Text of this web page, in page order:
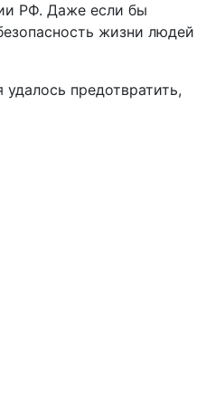
РФ. Даже если бы
жизни людей
предотвратить,